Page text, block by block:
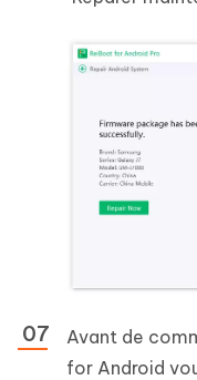
Avant de
for Android